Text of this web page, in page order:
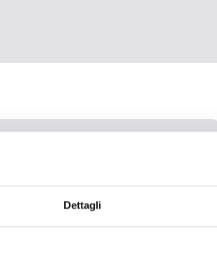
Dettagli